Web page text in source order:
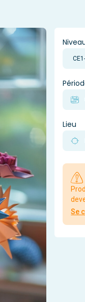
Lieu
Se